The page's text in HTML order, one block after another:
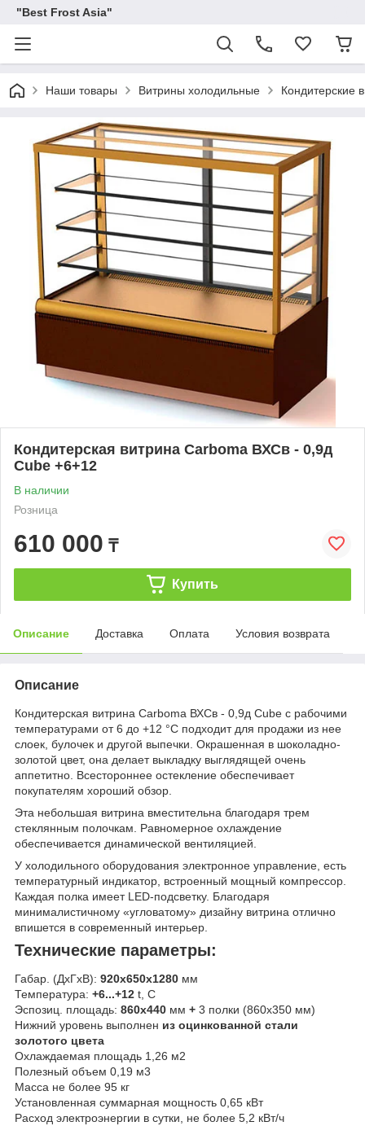
"Best Frost Asia"
Наши товары Витрины холодильные Кондитерские
Кондитерская витрина Carboma ВХСв - 0,9д
Cube +6+12
В наличии
Розница
610 000 ₸
Купить
Описание Доставка Оплата Условия возврата
Описание
Кондитерская витрина Carboma ВХСв - 0,9д Cube с рабочими
температурами от 6 до +12 °С подходит для продажи из нее
слоек, булочек и другой выпечки. Окрашенная в шоколадно-
золотой цвет, она делает выкладку выглядящей очень
аппетитно. Всестороннее остекление обеспечивает
покупателям хороший обзор.
Эта небольшая витрина вместительна благодаря трем
стеклянным полочкам. Равномерное охлаждение
обеспечивается динамической вентиляцией.
У холодильного оборудования электронное управление, есть
температурный индикатор, встроенный мощный компрессор.
Каждая полка имеет LED-подсветку. Благодаря
минималистичному «угловатому» дизайну витрина отлично
впишется в современный интерьер.
Технические параметры:
Габар. (ДхГхВ): 920х650х1280 мм
Температура: +6...+12 t, C
Эспозиц. площадь: 860х440 мм + 3 полки (860х350 мм)
Нижний уровень выполнен из оцинкованной стали
золотого цвета
Охлаждаемая площадь 1,26 м2
Полезный объем 0,19 м3
Масса не более 95 кг
Установленная суммарная мощность 0,65 кВт
Расход электроэнергии в сутки, не более 5,2 кВт/ч